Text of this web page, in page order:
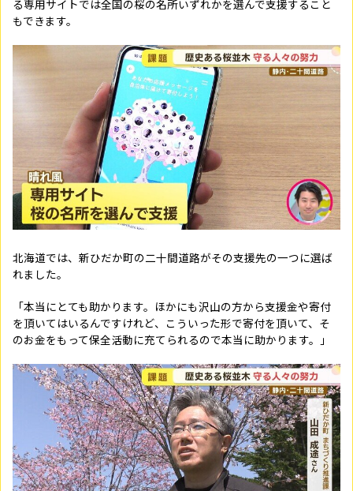
る専用サイトでは全国の桜の名所いずれかを選んで支援すること
もできます。
北海道では、新ひだか町の二十間道路がその支援先の一つに選ば
れました。
「本当にとても助かります。ほかにも沢山の方から支援金や寄付
を頂いてはいるんですけれど、こういった形で寄付を頂いて、そ
のお金をもって保全活動に充てられるので本当に助かります。」